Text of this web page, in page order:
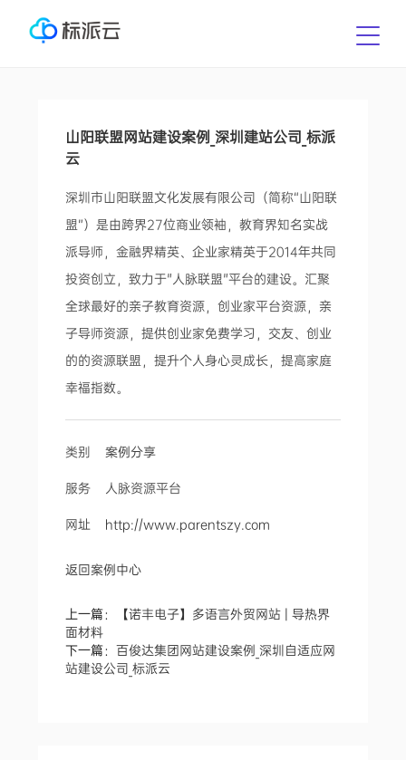
山阳联盟网站建设案例_深圳建站公司_标派
云
深圳市山阳联盟文化发展有限公司（简称“山阳联
盟”）是由跨界27位商业领袖，教育界知名实战
派导师，金融界精英、企业家精英于2014年共同
投资创立，致力于"人脉联盟"平台的建设。汇聚
全球最好的亲子教育资源，创业家平台资源，亲
子导师资源，提供创业家免费学习，交友、创业
的的资源联盟，提升个人身心灵成长，提高家庭
幸福指数。
类别案例分享
服务 人脉资源平台
网址 http://www.parentszy.com
返回案例中心
上一篇：
【诺丰电子】多语言外贸网站 | 导热界
面材料
下一篇：百俊达集团网站建设案例_深圳自适应网
站建设公司_标派云